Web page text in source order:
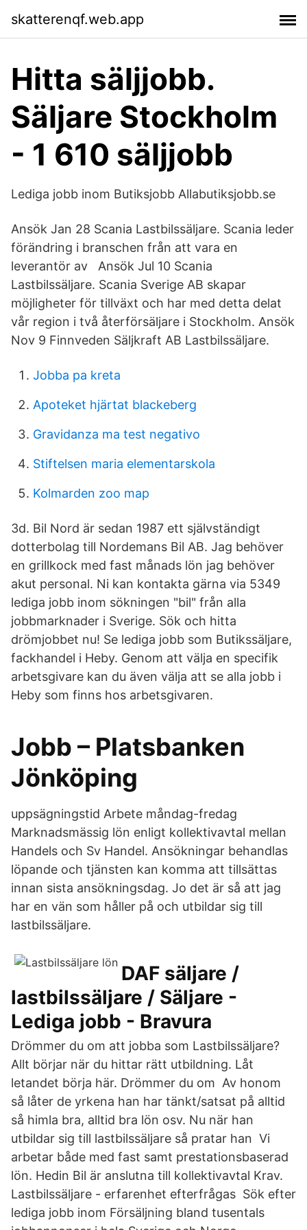
skatterenqf.web.app
Hitta säljjobb.
Säljare Stockholm
- 1 610 säljjobb
Lediga jobb inom Butiksjobb Allabutiksjobb.se
Ansök Jan 28 Scania Lastbilssäljare. Scania leder
förändring i branschen från att vara en
leverantör av Ansök Jul 10 Scania
Lastbilssäljare. Scania Sverige AB skapar
möjligheter för tillväxt och har med detta delat
vår region i två återförsäljare i Stockholm. Ansök
Nov 9 Finnveden Säljkraft AB Lastbilssäljare.
Jobba pa kreta
Apoteket hjärtat blackeberg
Gravidanza ma test negativo
Stiftelsen maria elementarskola
Kolmarden zoo map
3d. Bil Nord är sedan 1987 ett självständigt
dotterbolag till Nordemans Bil AB. Jag behöver
en grillkock med fast månads lön jag behöver
akut personal. Ni kan kontakta gärna via 5349
lediga jobb inom sökningen "bil" från alla
jobbmarknader i Sverige. Sök och hitta
drömjobbet nu! Se lediga jobb som Butikssäljare,
fackhandel i Heby. Genom att välja en specifik
arbetsgivare kan du även välja att se alla jobb i
Heby som finns hos arbetsgivaren.
Jobb – Platsbanken
Jönköping
uppsägningstid Arbete måndag-fredag
Marknadsmässig lön enligt kollektivavtal mellan
Handels och Sv Handel. Ansökningar behandlas
löpande och tjänsten kan komma att tillsättas
innan sista ansökningsdag. Jo det är så att jag
har en vän som håller på och utbildar sig till
lastbilssäljare.
DAF säljare /
lastbilssäljare / Säljare -
Lediga jobb - Bravura
Drömmer du om att jobba som Lastbilssäljare?
Allt börjar när du hittar rätt utbildning. Låt
letandet börja här. Drömmer du om Av honom
så låter de yrkena han har tänkt/satsat på alltid
så himla bra, alltid bra lön osv. Nu när han
utbildar sig till lastbilssäljare så pratar han Vi
arbetar både med fast samt prestationsbaserad
lön. Hedin Bil är anslutna till kollektivavtal Krav.
Lastbilssäljare - erfarenhet efterfrågas Sök efter
lediga jobb inom Försäljning bland tusentals